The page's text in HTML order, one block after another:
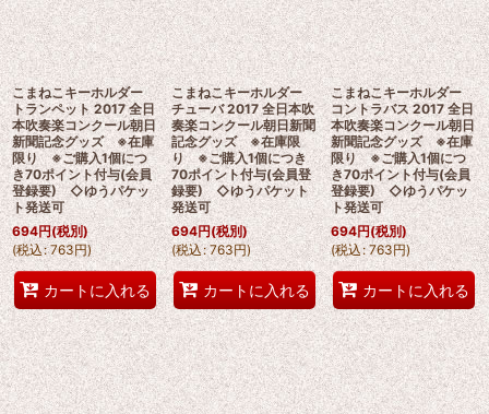
こまねこキーホルダー
トランペット 2017 全日
本吹奏楽コンクール朝日
新聞記念グッズ ※在庫
限り ※ご購入1個につ
き70ポイント付与(会員
登録要) ◇ゆうパケッ
ト発送可
694円(税別)
(税込: 763円)
カートに入れる
こまねこキーホルダー
チューバ 2017 全日本吹
奏楽コンクール朝日新聞
記念グッズ ※在庫限
り ※ご購入1個につき
70ポイント付与(会員登
録要) ◇ゆうパケット
発送可
694円(税別)
(税込: 763円)
カートに入れる
こまねこキーホルダー
コントラバス 2017 全日
本吹奏楽コンクール朝日
新聞記念グッズ ※在庫
限り ※ご購入1個につ
き70ポイント付与(会員
登録要) ◇ゆうパケッ
ト発送可
694円(税別)
(税込 : 763円)
カートに入れる